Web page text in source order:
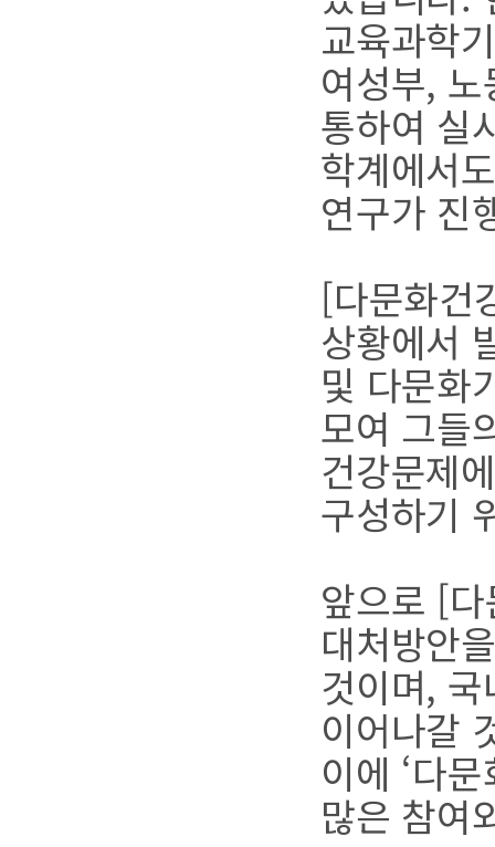
교육과학
여성부,
통하여 실
학계에서
연구가 진
[다문화건
상황에서
및 다문화
모여 그들
건강문제
구성하기
앞으로 [
대처방안
것이며,
이어나갈
이에 ‘다
많은 참여